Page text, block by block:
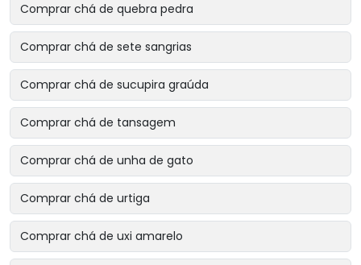
Comprar chá de quebra pedra
Comprar chá de sete sangrias
Comprar chá de sucupira graúda
Comprar chá de tansagem
Comprar chá de unha de gato
Comprar chá de urtiga
Comprar chá de uxi amarelo